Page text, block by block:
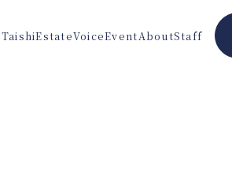
TaishiEstateVoiceEventAboutStaff